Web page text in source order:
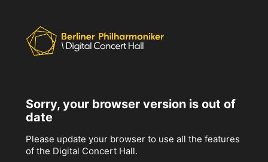
Sorry, your browser version is out of
date
Please update your browser to use all the features
of the Digital Concert Hall.